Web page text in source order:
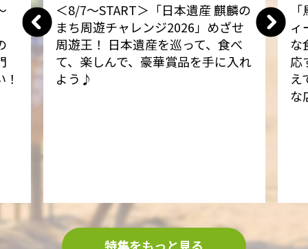
＜8/7～START＞「日本遺産 麒麟の
まち周遊チャレンジ2026」めざせ
周遊王！ 日本遺産を巡って、食べ
て、楽しんで、豪華賞品を手に入れ
よう♪
ィ
な
応
え
な